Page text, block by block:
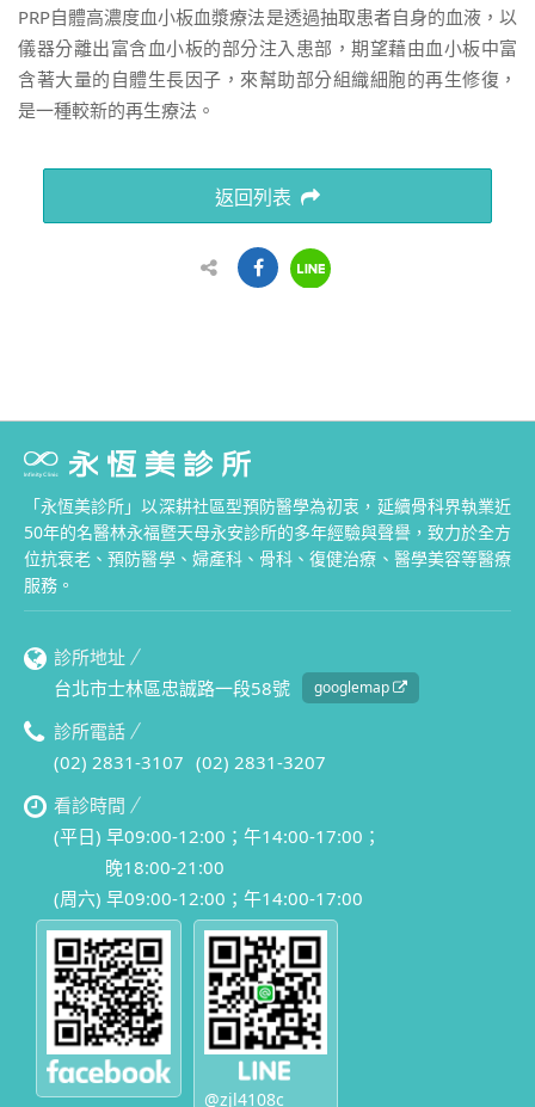
PRP自體高濃度血小板血漿療法是透過抽取患者自身的血液，以
儀器分離出富含血小板的部分注入患部，期望藉由血小板中富
含著大量的自體生長因子，來幫助部分組織細胞的再生修復，
是一種較新的再生療法。
返回列表
「永恆美診所」以深耕社區型預防醫學為初衷，延續骨科界執業近
50年的名醫林永福暨天母永安診所的多年經驗與聲譽，致力於全方
位抗衰老、預防醫學、婦產科、骨科、復健治療、醫學美容等醫療
服務。
診所地址
台北市士林區忠誠路一段58號
googlemap
診所電話
(02) 2831-3107 (02) 2831-3207
看診時間
(平日) 早09:00-12:00；午14:00-17:00；
晚18:00-21:00
(周六) 早09:00-12:00；午14:00-17:00
@zjl4108c